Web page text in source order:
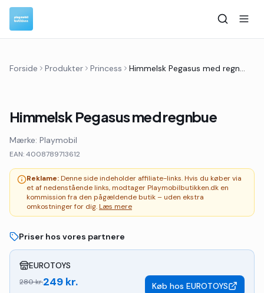
Forside Produkter Princess Himmelsk Pegasus med regnbue
Himmelsk Pegasus med regnbue
Mærke: Playmobil
EAN:4008789713612
Reklame:Denne side indeholder affiliate-links. Hvis du køber via
et af nedenstående links, modtager Playmobilbutikken.dk en
kommission fra den pågældende butik – uden ekstra
omkostninger for dig.Læs mere
Priser hos vores partnere
EUROTOYS
280kr.249 kr. Køb hos EUROTOYS